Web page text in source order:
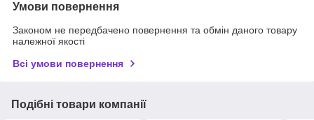
Умови повернення
Законом не передбачено повернення та обмін даного товару
належної якості
Всі умови повернення
Подібні товари компанії